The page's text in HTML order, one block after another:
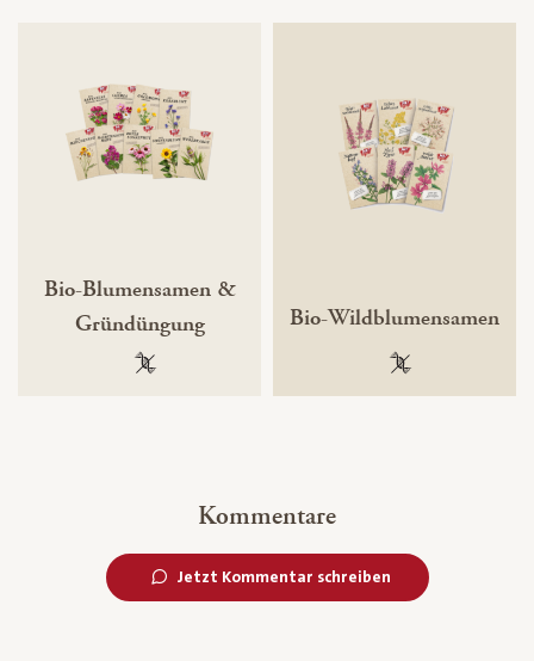
Bio-Blumensamen &
Gründüngung
100 % gentechnikfrei
Bio-Wildblumensamen
100 %
Kommentare
Jetzt Kommentar schreiben